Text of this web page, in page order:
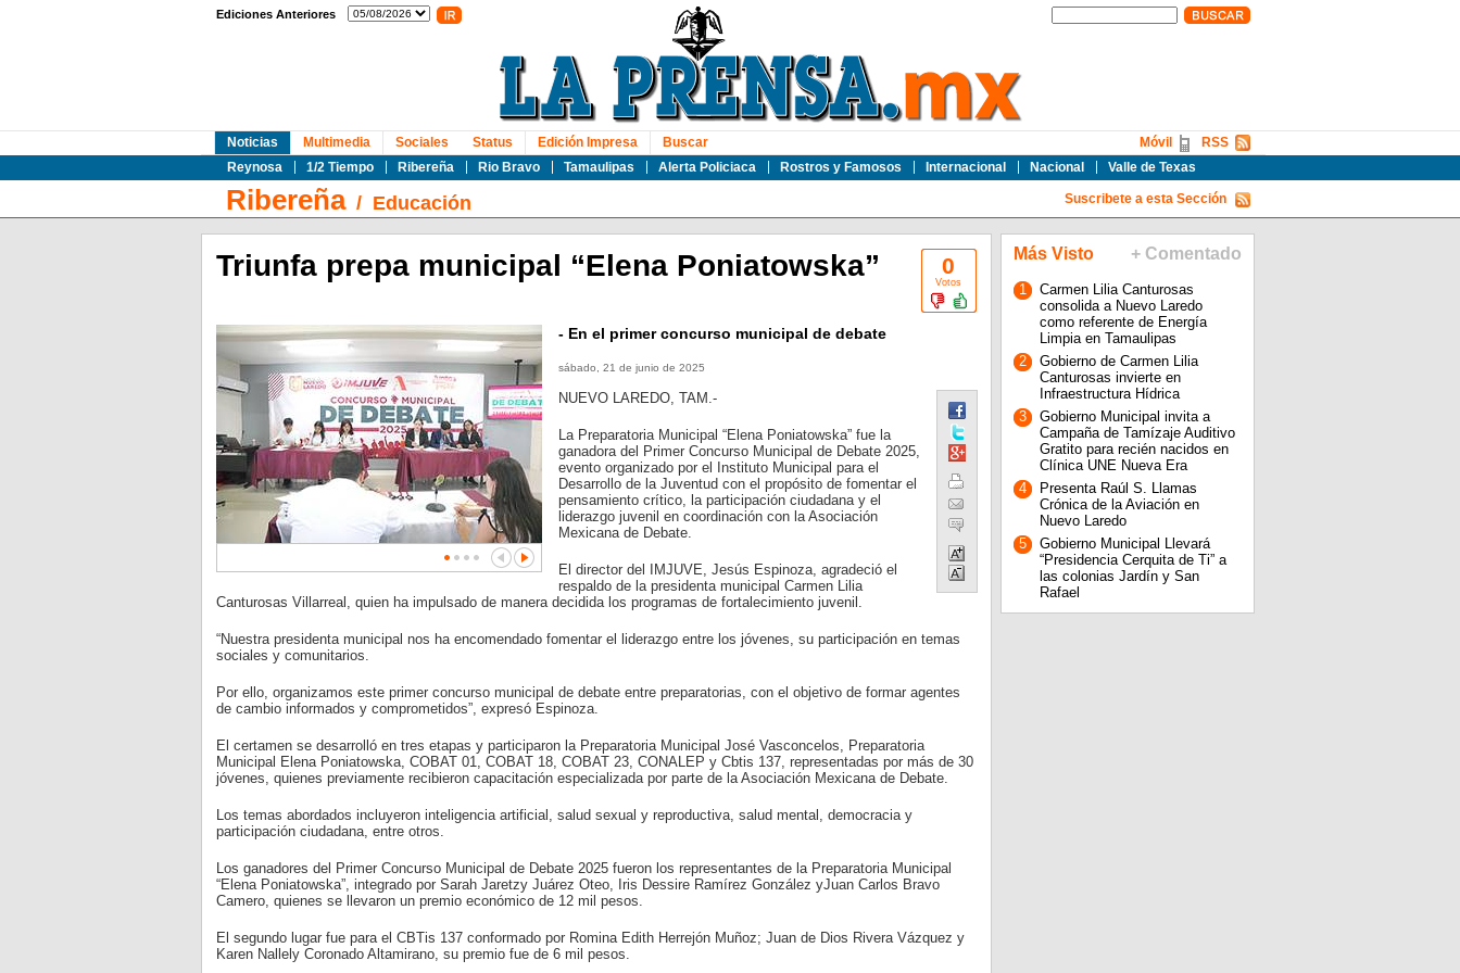
Ediciones Anteriores
Noticias
Reynosa
1/2 Tiempo Ribereña Rio Bravo Tamaulipas Alerta Policiaca Rostros y Famosos Internacional Nacional Valle de Texas
Multimedia Sociales Status Edición Impresa Buscar RSS
Móvil
Ribereña/ Educación Suscribete a esta Sección
0
Votos
Triunfa prepa municipal “Elena Poniatowska”
- En el primer concurso municipal de debate
sábado, 21 de junio de 2025
NUEVO LAREDO, TAM.-
La Preparatoria Municipal “Elena Poniatowska” fue la
ganadora del Primer Concurso Municipal de Debate 2025,
evento organizado por el Instituto Municipal para el
Desarrollo de la Juventud con el propósito de fomentar el
pensamiento crítico, la participación ciudadana y el
liderazgo juvenil en coordinación con la Asociación
Mexicana de Debate.
El director del IMJUVE, Jesús Espinoza, agradeció el
respaldo de la presidenta municipal Carmen Lilia
Canturosas Villarreal, quien ha impulsado de manera decidida los programas de fortalecimiento juvenil.
“Nuestra presidenta municipal nos ha encomendado fomentar el liderazgo entre los jóvenes, su participación en temas
sociales y comunitarios.
Por ello, organizamos este primer concurso municipal de debate entre preparatorias, con el objetivo de formar agentes
de cambio informados y comprometidos”, expresó Espinoza.
El certamen se desarrolló en tres etapas y participaron la Preparatoria Municipal José Vasconcelos, Preparatoria
Municipal Elena Poniatowska, COBAT 01, COBAT 18, COBAT 23, CONALEP y Cbtis 137, representadas por más de 30
jóvenes, quienes previamente recibieron capacitación especializada por parte de la Asociación Mexicana de Debate.
Los temas abordados incluyeron inteligencia artificial, salud sexual y reproductiva, salud mental, democracia y
participación ciudadana, entre otros.
Los ganadores del Primer Concurso Municipal de Debate 2025 fueron los representantes de la Preparatoria Municipal
“Elena Poniatowska”, integrado por Sarah Jaretzy Juárez Oteo, Iris Dessire Ramírez González yJuan Carlos Bravo
Camero, quienes se llevaron un premio económico de 12 mil pesos.
El segundo lugar fue para el CBTis 137 conformado por Romina Edith Herrejón Muñoz; Juan de Dios Rivera Vázquez y
Karen Nallely Coronado Altamirano, su premio fue de 6 mil pesos.
Más Visto + Comentado
1
Carmen Lilia Canturosas
consolida a Nuevo Laredo
como referente de Energía
Limpia en Tamaulipas
2
Gobierno de Carmen Lilia
Canturosas invierte en
Infraestructura Hídrica
3
Gobierno Municipal invita a
Campaña de Tamízaje Auditivo
Gratito para recién nacidos en
Clínica UNE Nueva Era
4
Presenta Raúl S. Llamas
Crónica de la Aviación en
Nuevo Laredo
5
Gobierno Municipal Llevará
“Presidencia Cerquita de Ti” a
las colonias Jardín y San
Rafael